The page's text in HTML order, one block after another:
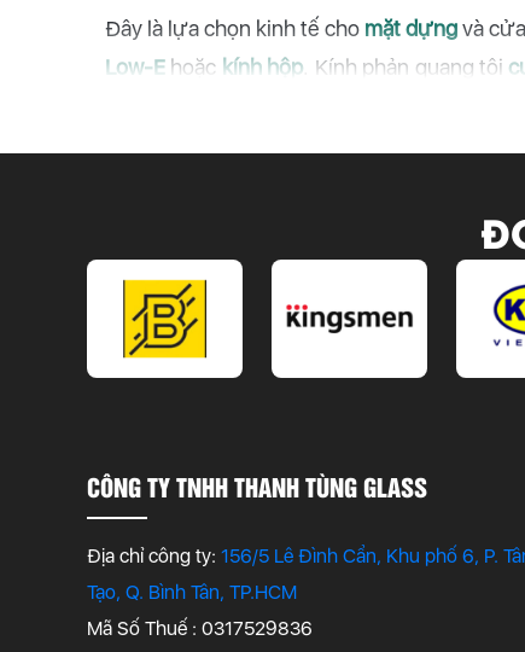
Đây là lựa chọn kinh tế cho mặt dựngvà
Low-E hoặc kính hộp . Kính phản quang tôi
CÔNG TY TNHH THANH TÙNG GLASS
Địa chỉ công ty: 156/5 Lê Đình Cẩn, Khu phố 6, P.
Tạo, Q. Bình Tân, TP.HCM
Mã Số Thuế : 0317529836